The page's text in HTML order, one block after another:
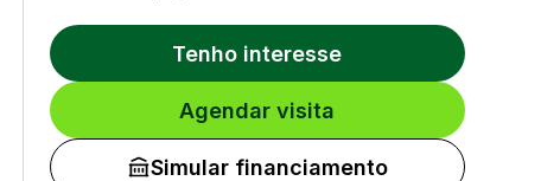
Tenho interesse
Agendar visita
Simular financiamento